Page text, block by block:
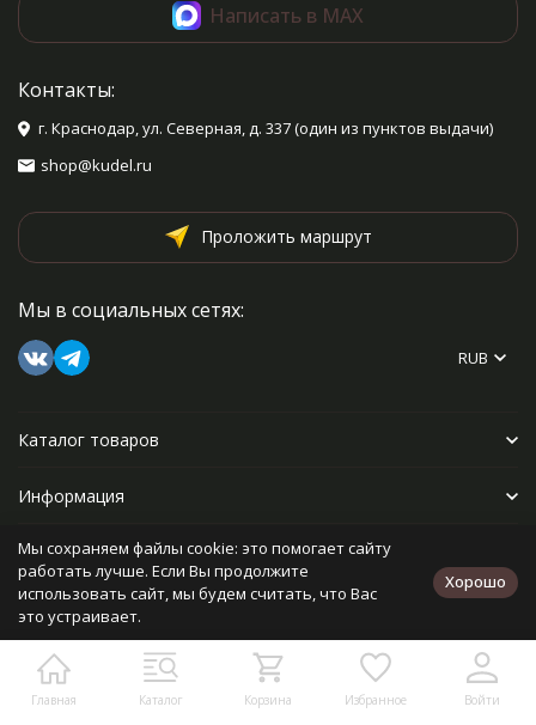
Главная Каталог Корзина Избранное Войти
Написать в MAX
Контакты:
г. Краснодар, ул. Северная, д. 337 (один из пунктов выдачи)
shop@kudel.ru
Проложить маршрут
Мы в социальных сетях:
RUB
Каталог товаров
Информация
Прочее
Политика персональных данных
Разработано в
bodysite.ru
Мы сохраняем файлы cookie: это помогает сайту
работать лучше. Если Вы продолжите
использовать сайт, мы будем считать, что Вас
это устраивает.
Хорошо